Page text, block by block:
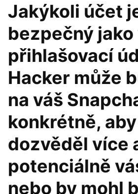
Jakýkoli účet
bezpečný jako
přihlašovací
Hacker může
na váš
konkrétně,
dozvěděl více
potenciálně
nebo by mohl